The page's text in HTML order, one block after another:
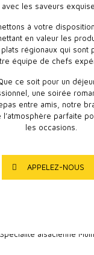
avec les saveurs
à votre
en valeur les
régionaux qui sont
équipe de chefs
ce soit pour un
une soirée
entre amis, notre
l’atmosphère parfaite
les occasions.
APPELEZ-NOUS